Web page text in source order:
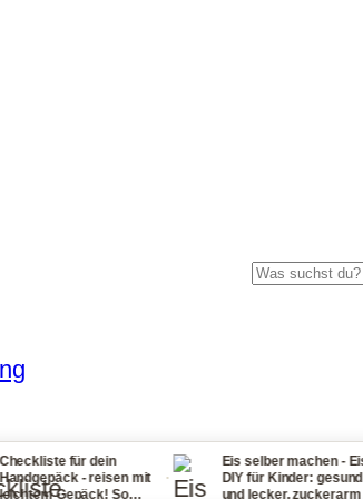
Suchen
für dein
- reisen mit
So
·
Eis selber machen - Eis
DIY für Kinder: gesund
und lecker, zuckerarm
·